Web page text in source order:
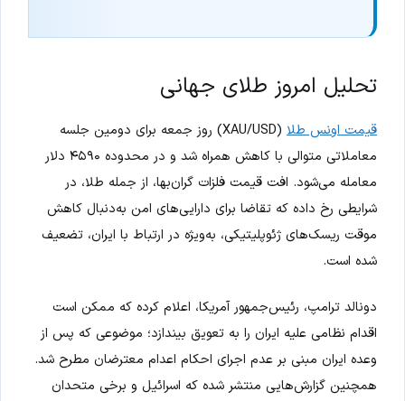
تحلیل امروز طلای جهانی
قیمت اونس طلا
(XAU/USD) روز جمعه برای دومین جلسه
معاملاتی متوالی با کاهش همراه شد و در محدوده ۴۵۹۰ دلار
معامله می‌شود. افت قیمت فلزات گران‌بها، از جمله طلا، در
شرایطی رخ داده که تقاضا برای دارایی‌های امن به‌دنبال کاهش
موقت ریسک‌های ژئوپلیتیکی، به‌ویژه در ارتباط با ایران، تضعیف
شده است.
دونالد ترامپ، رئیس‌جمهور آمریکا، اعلام کرده که ممکن است
اقدام نظامی علیه ایران را به تعویق بیندازد؛ موضوعی که پس از
وعده ایران مبنی بر عدم اجرای احکام اعدام معترضان مطرح شد.
همچنین گزارش‌هایی منتشر شده که اسرائیل و برخی متحدان